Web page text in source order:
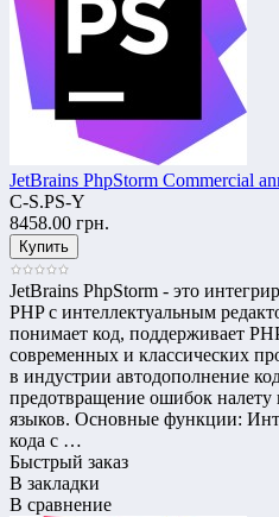
JetBrains PhpStorm Commercial
C-S.PS-Y
8458.00 грн.
JetBrains PhpStorm - это
PHP с интеллектуальным
понимает код, поддерживает
современных и классических
в индустрии автодополнение
предотвращение ошибок
языков. Основные функции:
кода с …
Быстрый заказ
В закладки
В сравнение